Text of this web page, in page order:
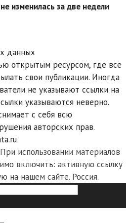
изменилась за две недели
данных
открытым ресурсом, где все
свои публикации. Иногда
не указывают ссылки на
указываются неверно.
с себя всю
авторских прав.
использовании материалов
включить: активную ссылку
на нашем сайте. Россия.